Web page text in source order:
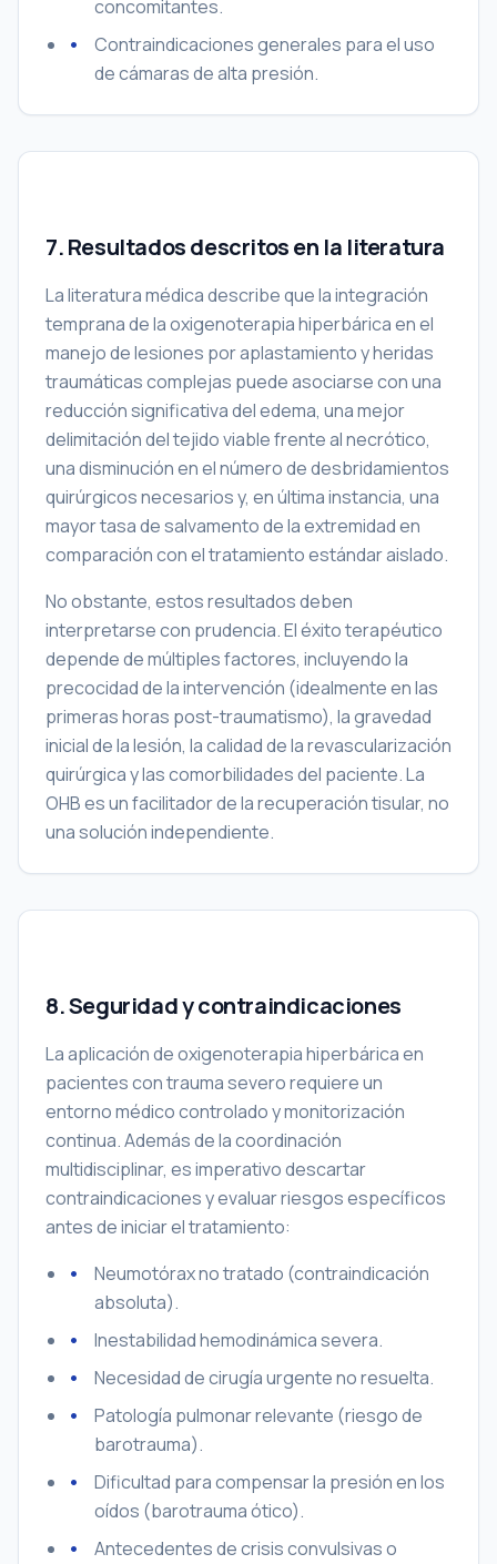
concomitantes.
Contraindicaciones generales para el uso
de cámaras de alta presión.
7. Resultados descritos en la literatura
La literatura médica describe que la integración
temprana de la oxigenoterapia hiperbárica en el
manejo de lesiones por aplastamiento y heridas
traumáticas complejas puede asociarse con una
reducción significativa del edema, una mejor
delimitación del tejido viable frente al necrótico,
una disminución en el número de desbridamientos
quirúrgicos necesarios y, en última instancia, una
mayor tasa de salvamento de la extremidad en
comparación con el tratamiento estándar aislado.
No obstante, estos resultados deben
interpretarse con prudencia. El éxito terapéutico
depende de múltiples factores, incluyendo la
precocidad de la intervención (idealmente en las
primeras horas post-traumatismo), la gravedad
inicial de la lesión, la calidad de la revascularización
quirúrgica y las comorbilidades del paciente. La
OHB es un facilitador de la recuperación tisular, no
una solución independiente.
8. Seguridad y contraindicaciones
La aplicación de oxigenoterapia hiperbárica en
pacientes con trauma severo requiere un
entorno médico controlado y monitorización
continua. Además de la coordinación
multidisciplinar, es imperativo descartar
contraindicaciones y evaluar riesgos específicos
antes de iniciar el tratamiento:
Neumotórax no tratado (contraindicación
absoluta).
Inestabilidad hemodinámica severa.
Necesidad de cirugía urgente no resuelta.
Patología pulmonar relevante (riesgo de
barotrauma).
Dificultad para compensar la presión en los
oídos (barotrauma ótico).
Antecedentes de crisis convulsivas o